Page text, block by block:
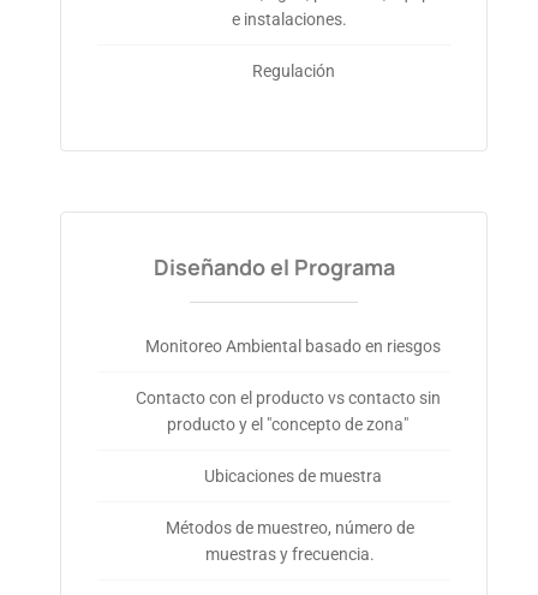
e instalaciones.
Regulación
Diseñando el Programa
Monitoreo Ambiental basado en riesgos
Contacto con el producto vs contacto sin
producto y el "concepto de zona"
Ubicaciones de muestra
Métodos de muestreo, número de
muestras y frecuencia.